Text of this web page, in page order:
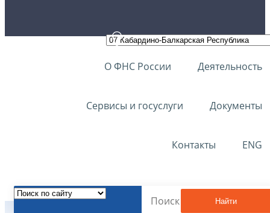
О ФНС России Деятельность
Сервисы и госуслуги Документы
Контакты ENG
Найти